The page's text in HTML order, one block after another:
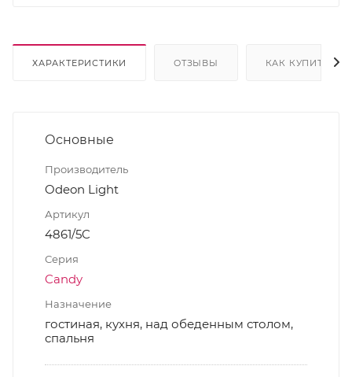
ХАРАКТЕРИСТИКИ ОТЗЫВЫ КАК КУПИТЬ
Основные
Производитель
Odeon Light
Артикул
4861/5C
Серия
Candy
Назначение
гостиная, кухня, над обеденным столом,
спальня